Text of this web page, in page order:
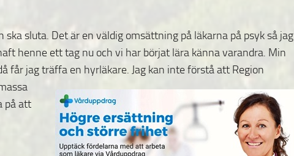
sluta. Det är en väldig omsättning på läkarna på psyk så jag
henne ett tag nu och vi har börjat lära känna varandra. Min
får jag träffa en hyrläkare. Jag kan inte förstå att Region
på att